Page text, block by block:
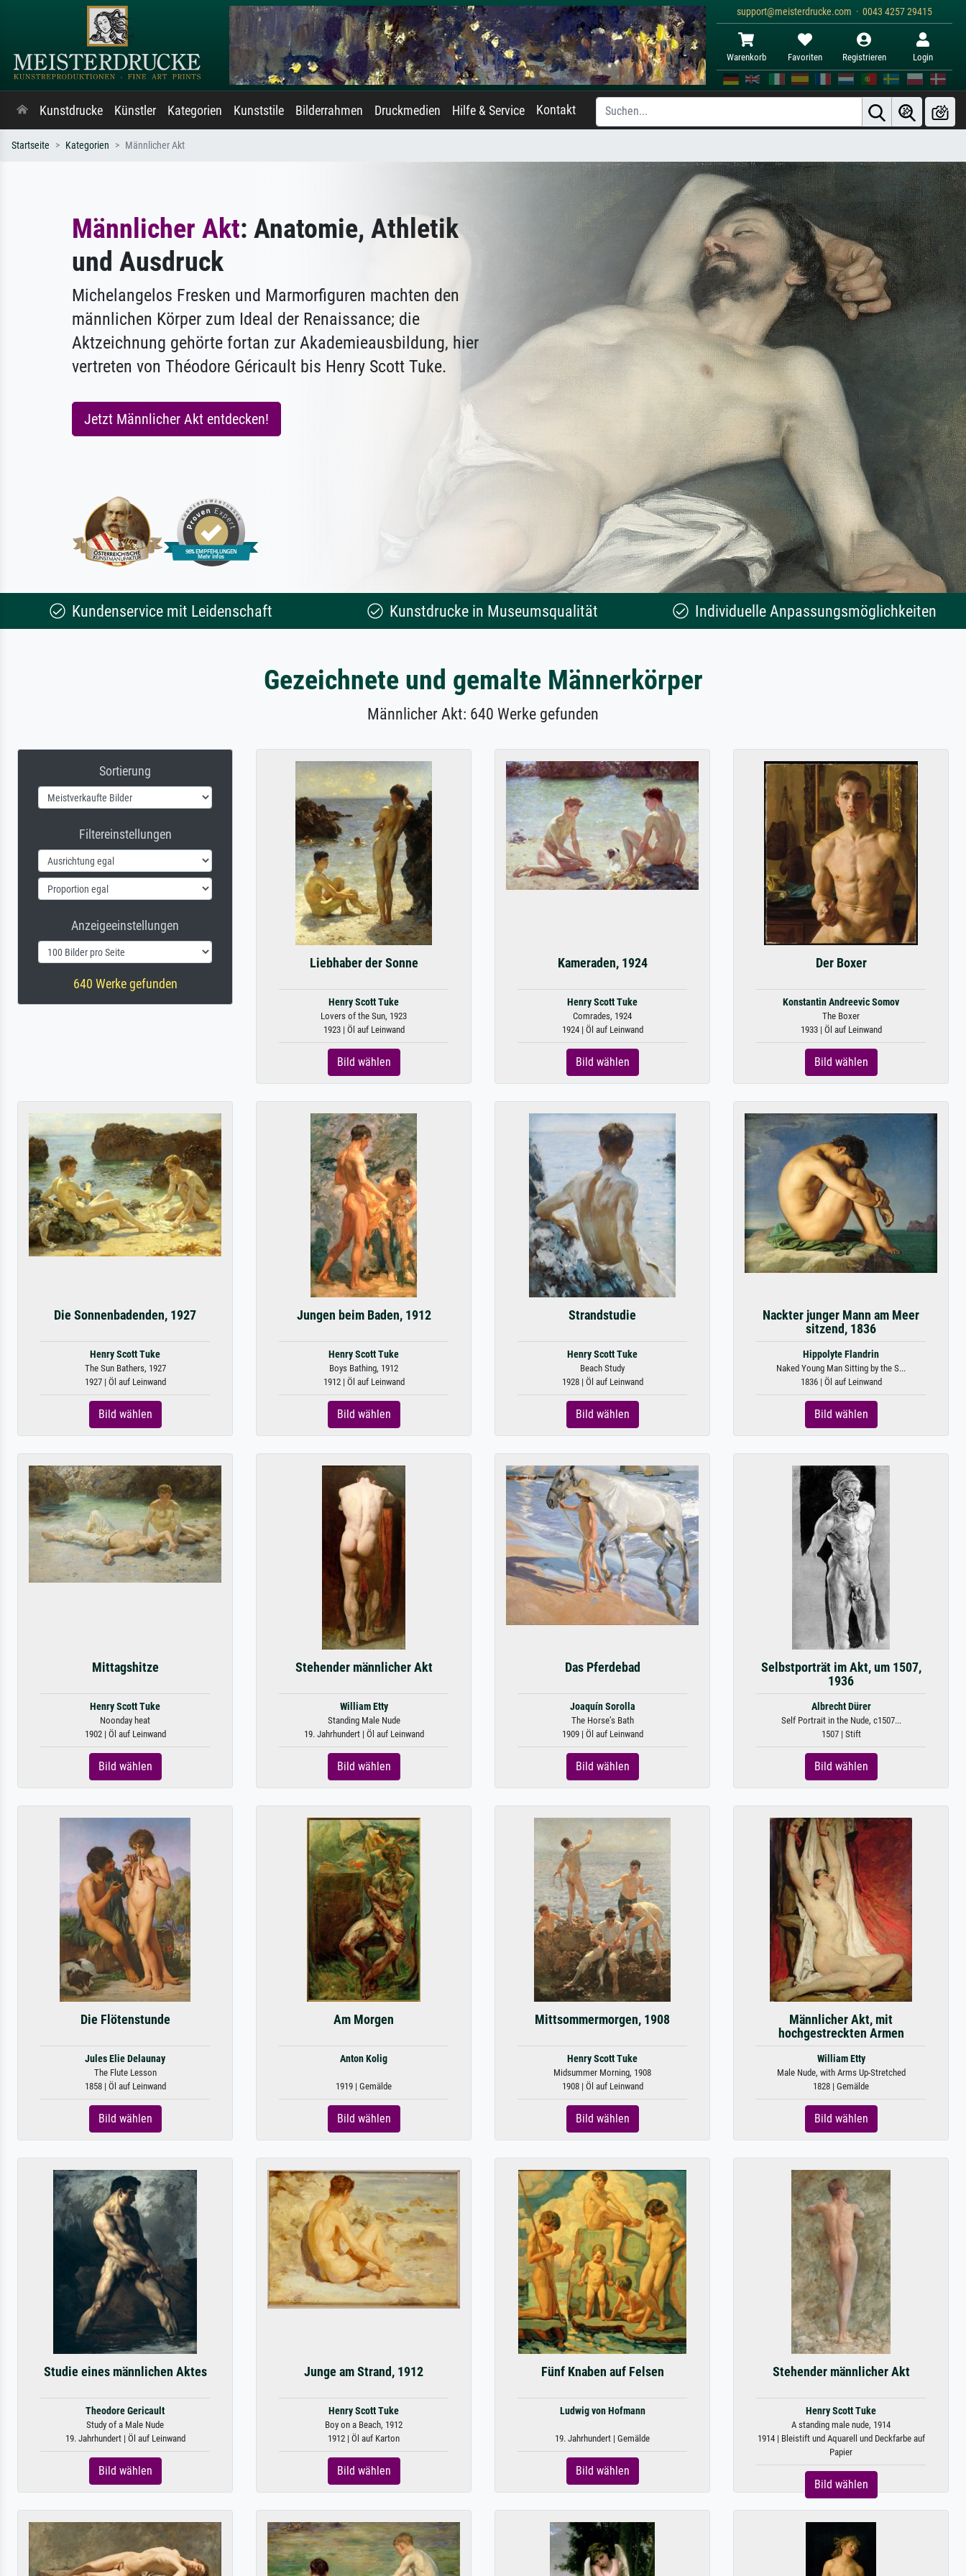
support@meisterdrucke.com · 0043 4257 29415
Warenkorb Favoriten Registrieren Login
Kunstdrucke Künstler Kategorien Kunststile Bilderrahmen Druckmedien Hilfe & Service Kontakt
Startseite Kategorien Männlicher Akt
Männlicher Akt: Anatomie, Athletik
und Ausdruck
Michelangelos Fresken und Marmorfiguren machten den
männlichen Körper zum Ideal der Renaissance; die
Aktzeichnung gehörte fortan zur Akademieausbildung, hier
vertreten von Théodore Géricault bis Henry Scott Tuke.
Jetzt Männlicher Akt entdecken!
Kundenservice mit Leidenschaft Kunstdrucke in Museumsqualität Individuelle Anpassungsmöglichkeiten
Gezeichnete und gemalte Männerkörper
Männlicher Akt: 640 Werke gefunden
Sortierung
Filtereinstellungen
Anzeigeeinstellungen
640 Werke gefunden
Liebhaber der Sonne
Henry Scott Tuke
Lovers of the Sun, 1923
1923 | Öl auf Leinwand
Bild wählen
Kameraden, 1924
Henry Scott Tuke
Comrades, 1924
1924 | Öl auf Leinwand
Bild wählen
Der Boxer
Konstantin Andreevic Somov
The Boxer
1933 | Öl auf Leinwand
Bild wählen
Die Sonnenbadenden, 1927
Henry Scott Tuke
The Sun Bathers, 1927
1927 | Öl auf Leinwand
Bild wählen
Jungen beim Baden, 1912
Henry Scott Tuke
Boys Bathing, 1912
1912 | Öl auf Leinwand
Bild wählen
Strandstudie
Henry Scott Tuke
Beach Study
1928 | Öl auf Leinwand
Bild wählen
Nackter junger Mann am Meer
sitzend, 1836
Hippolyte Flandrin
Naked Young Man Sitting by the S...
1836 | Öl auf Leinwand
Bild wählen
Mittagshitze
Henry Scott Tuke
Noonday heat
1902 | Öl auf Leinwand
Bild wählen
Stehender männlicher Akt
William Etty
Standing Male Nude
19. Jahrhundert | Öl auf Leinwand
Bild wählen
Das Pferdebad
Joaquín Sorolla
The Horse’s Bath
1909 | Öl auf Leinwand
Bild wählen
Selbstporträt im Akt, um 1507,
1936
Albrecht Dürer
Self Portrait in the Nude, c1507...
1507 | Stift
Bild wählen
Die Flötenstunde
Jules Elie Delaunay
The Flute Lesson
1858 | Öl auf Leinwand
Bild wählen
Am Morgen
Anton Kolig
1919 | Gemälde
Bild wählen
Mittsommermorgen, 1908
Henry Scott Tuke
Midsummer Morning, 1908
1908 | Öl auf Leinwand
Bild wählen
Männlicher Akt, mit
hochgestreckten Armen
William Etty
Male Nude, with Arms Up-Stretched
1828 | Gemälde
Bild wählen
Studie eines männlichen Aktes
Theodore Gericault
Study of a Male Nude
19. Jahrhundert | Öl auf Leinwand
Bild wählen
Junge am Strand, 1912
Henry Scott Tuke
Boy on a Beach, 1912
1912 | Öl auf Karton
Bild wählen
Fünf Knaben auf Felsen
Ludwig von Hofmann
19. Jahrhundert | Gemälde
Bild wählen
Stehender männlicher Akt
Henry Scott Tuke
A standing male nude, 1914
1914 | Bleistift und Aquarell und Deckfarbe auf
Papier
Bild wählen